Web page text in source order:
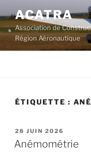
au
contenu
principal
ACATRA
Association de
Région Aéronautique
ÉTIQUETTE :
PUBLIÉ
LE
28 JUIN 2026
Anémométrie